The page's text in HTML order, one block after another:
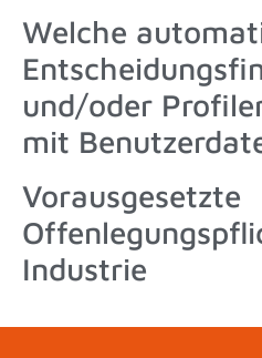
Welche
und/oder
mit
Vorausgesetzte
Industrie